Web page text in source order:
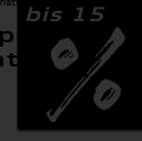
bis 15
Vorne